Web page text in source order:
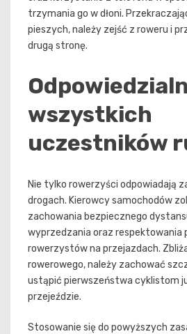
trzymania go w dłoni.
pieszych, należy zejść z roweru i
drugą stronę.
wszystkich
uczestników
Nie tylko rowerzyści odpowiadają
drogach. Kierowcy samochodów
zachowania bezpiecznego
wyprzedzania oraz respektowania
rowerzystów na przejazdach.
rowerowego, należy zachować
ustąpić pierwszeństwa cyklistom
przejeździe.
Stosowanie się do powyższych